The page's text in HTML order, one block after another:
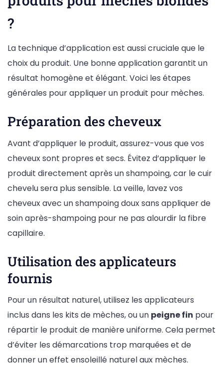
?
La technique d’application est aussi cruciale que le
choix du produit. Une bonne application garantit un
résultat homogène et élégant. Voici les étapes
générales pour appliquer un produit pour mèches.
Préparation des cheveux
Avant d’appliquer le produit, assurez-vous que vos
cheveux sont propres et secs. Évitez d’appliquer le
produit directement après un shampoing, car le cuir
chevelu sera plus sensible. La veille, lavez vos
cheveux avec un shampoing doux sans appliquer de
soin après-shampoing pour ne pas alourdir la fibre
capillaire.
Utilisation des applicateurs
fournis
Pour un résultat naturel, utilisez les applicateurs
inclus dans les kits de mèches, ou un peigne fin pour
répartir le produit de manière uniforme. Cela permet
d’éviter les démarcations trop marquées et de
donner un effet ensoleillé naturel aux mèches.